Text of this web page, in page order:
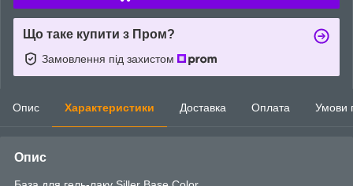
Що таке купити з Пром?
Замовлення під захистом
Опис Характеристики Доставка Оплата Умови
Опис